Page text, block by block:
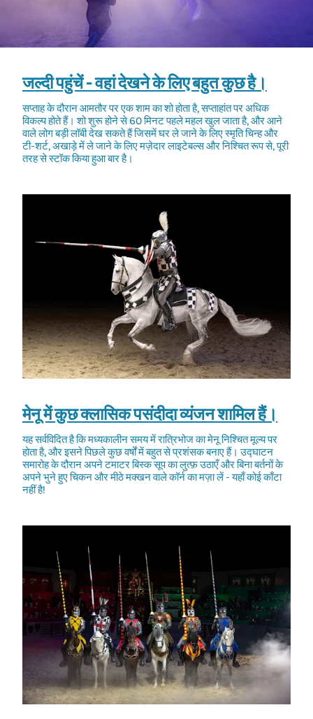
जल्दी पहुंचें - वहां देखने के लिए बहुत कुछ है।
सप्ताह के दौरान आमतौर पर एक शाम का शो होता है, सप्ताहांत पर अधिक
विकल्प होते हैं। शो शुरू होने से 60 मिनट पहले महल खुल जाता है, और आने
वाले लोग बड़ी लॉबी देख सकते हैं जिसमें घर ले जाने के लिए स्मृति चिन्ह और
टी-शर्ट, अखाड़े में ले जाने के लिए मज़ेदार लाइटेबल्स और निश्चित रूप से, पूरी
तरह से स्टॉक किया हुआ बार है।
मेनू में कुछ क्लासिक पसंदीदा व्यंजन शामिल हैं।
यह सर्वविदित है कि मध्यकालीन समय में रात्रिभोज का मेनू निश्चित मूल्य पर
होता है, और इसने पिछले कुछ वर्षों में बहुत से प्रशंसक बनाए हैं। उद्घाटन
समारोह के दौरान अपने टमाटर बिस्क सूप का लुत्फ़ उठाएँ और बिना बर्तनों के
अपने भुने हुए चिकन और मीठे मक्खन वाले कॉर्न का मज़ा लें - यहाँ कोई काँटा
नहीं है!